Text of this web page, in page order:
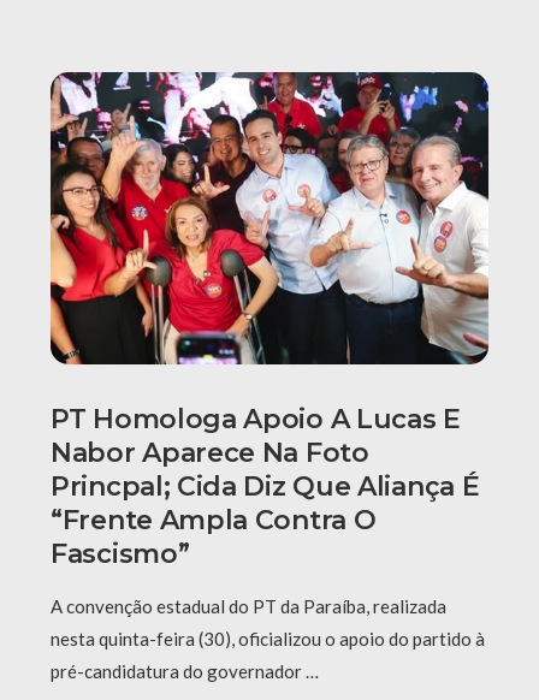
PT Homologa Apoio A Lucas E
Nabor Aparece Na Foto
Princpal; Cida Diz Que Aliança É
“frente Ampla Contra O
Fascismo”
A convenção estadual do PT da Paraíba, realizada
nesta quinta-feira (30), oficializou o apoio do partido à
pré-candidatura do governador …